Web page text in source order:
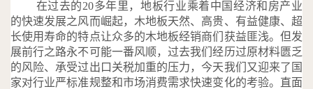
在过去的20多年里，地板行业乘着中国经济和房产业
的快速发展之风而崛起，木地板天然、高贵、有益健康、超
长使用寿命的特点让众多的木地板经销商们获益匪浅。但发
展前行之路永不可能一番风顺，过去我们经历过原材料匮乏
的风险、承受过出口关税加重的压力，今天我们又迎来了国
家对行业严标准规整和市场消费需求快速变化的考验。直面